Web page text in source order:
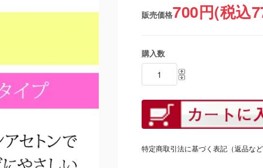
販売価格700円(税込
購入数
特定商取引法に基づく表記（返品な